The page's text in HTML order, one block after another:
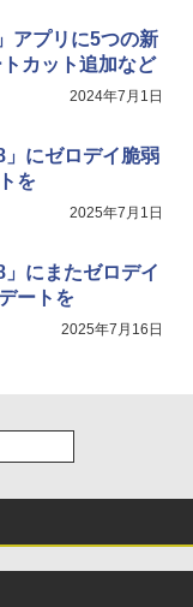
アプリに5つの新
カット追加など
2024年7月1日
にゼロデイ脆弱
を
2025年7月1日
にまたゼロデイ
ートを
2025年7月16日